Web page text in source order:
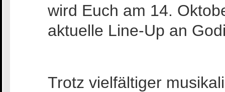
wird Euch am 14.
aktuelle Line-Up an
Trotz vielfältiger